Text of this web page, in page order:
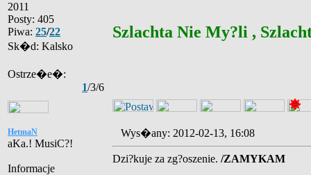
2011
Posty: 405
Piwa: 25/22
Sk�d: Kalsko
Ostrze�e�:
1/3/6
Szlachta Nie My?li ,
HetmaN
aKa.! MusiC?!
Informacje
Wys�any: 2012-02-13, 16:08
Dzi?kuje za zg?oszenie. /ZAMYKAM